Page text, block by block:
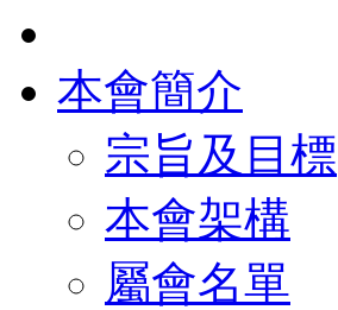
本會簡介
宗旨及目標
本會架構
屬會名單